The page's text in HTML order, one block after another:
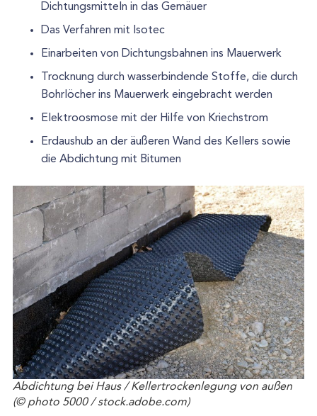
Dichtungsmitteln in das Gemäuer
Das Verfahren mit Isotec
Einarbeiten von Dichtungsbahnen ins Mauerwerk
Trocknung durch wasserbindende Stoffe, die durch
Bohrlöcher ins Mauerwerk eingebracht werden
Elektroosmose mit der Hilfe von Kriechstrom
Erdaushub an der äußeren Wand des Kellers sowie
die Abdichtung mit Bitumen
Abdichtung bei Haus / Kellertrockenlegung von außen
(© photo 5000 / stock.adobe.com)